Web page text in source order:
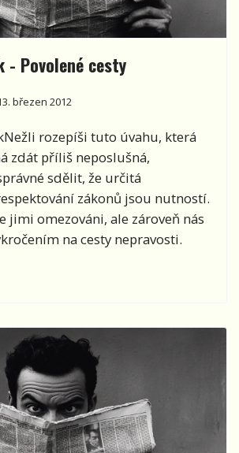
- Povolené cesty
březen 2012
Nežli rozepíši tuto úvahu, která
zdát příliš neposlušná,
sdělit, že určitá
zákonů jsou nutností.
jimi omezováni, ale zároveň nás
na cesty nepravosti.